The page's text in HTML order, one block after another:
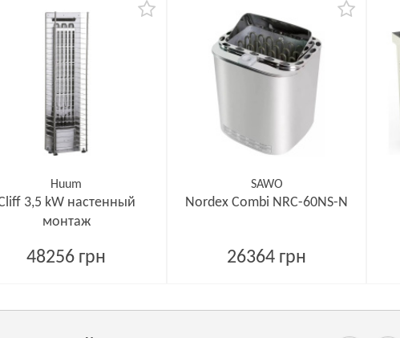
Huum
3,5 kW настенный
монтаж
48256 грн
SAWO
Nordex Combi NRC-60NS-N
26364 грн